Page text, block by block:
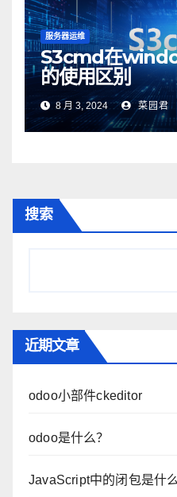
服务器运维
S3cmd在
的使用区别
8 月 3, 2024 菜园君
搜索
近期文章
odoo小部件ckeditor
odoo是什么？
JavaScript中的闭包是什么